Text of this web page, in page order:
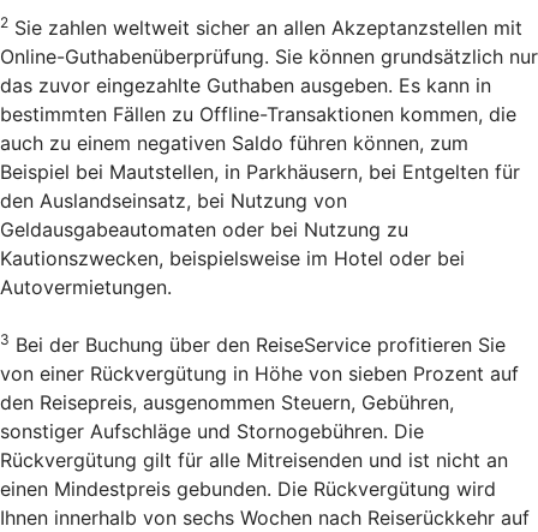
2 Sie zahlen weltweit sicher an allen Akzeptanzstellen mit
Online-Guthabenüberprüfung. Sie können grundsätzlich nur
das zuvor eingezahlte Guthaben ausgeben. Es kann in
bestimmten Fällen zu Offline-Transaktionen kommen, die
auch zu einem negativen Saldo führen können, zum
Beispiel bei Mautstellen, in Parkhäusern, bei Entgelten für
den Auslandseinsatz, bei Nutzung von
Geldausgabeautomaten oder bei Nutzung zu
Kautionszwecken, beispielsweise im Hotel oder bei
Autovermietungen.
3 Bei der Buchung über den Reise­Service profitieren Sie
von einer Rückvergütung in Höhe von sieben Prozent auf
den Reisepreis, ausgenommen Steuern, Gebühren,
sonstiger Aufschläge und Stornogebühren. Die
Rückvergütung gilt für alle Mitreisenden und ist nicht an
einen Mindestpreis gebunden. Die Rückvergütung wird
Ihnen innerhalb von sechs Wochen nach Reiserückkehr auf